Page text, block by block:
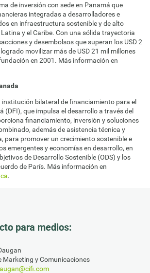
de inversión con sede en Panamá que
integradas a desarrolladores e
en infraestructura sostenible y de alto
y el Caribe. Con una sólida trayectoria
y desembolsos que superan los USD 2
movilizar más de USD 21 mil millones
en 2001. Más información en
institución bilateral de financiamiento para el
(DFI), que impulsa el desarrollo a través del
financiamiento, inversión y soluciones
además de asistencia técnica y
para promover un crecimiento sostenible e
emergentes y economías en desarrollo, en
de Desarrollo Sostenible (ODS) y los
de París. Más información en
.
para medios:
Marketing y Comunicaciones